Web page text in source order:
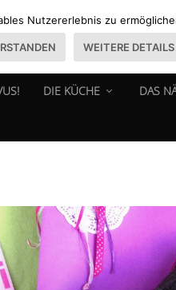
DIE KÜCHE DAS
Nutzererlebnis zu
WEITERE